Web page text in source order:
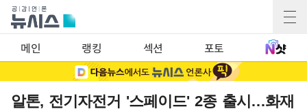
메인 랭킹 섹션 포토
알톤, 전기자전거 '스페이드' 2종 출시…화재